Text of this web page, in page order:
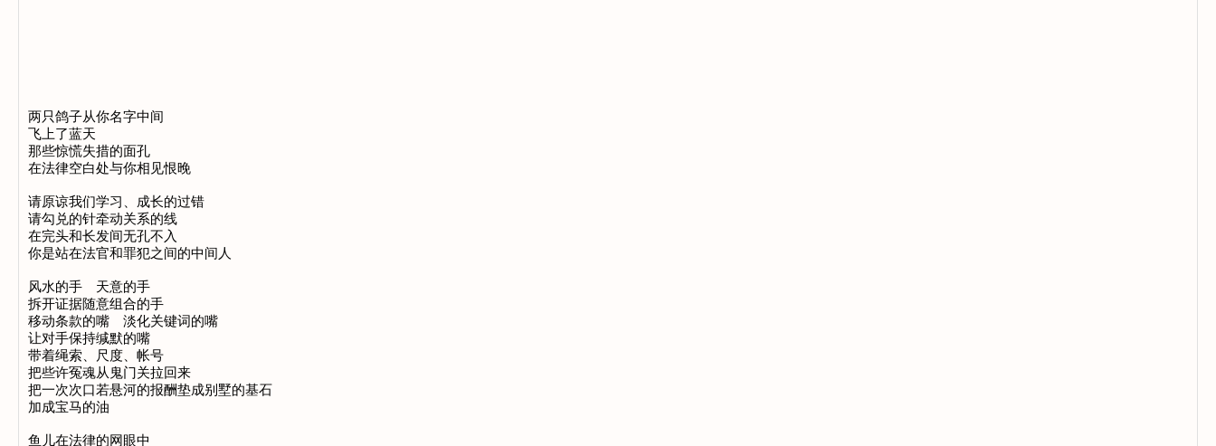
两只鸽子从你名字中间
飞上了蓝天
那些惊慌失措的面孔
在法律空白处与你相见恨晚
请原谅我们学习、成长的过错
请勾兑的针牵动关系的线
在完头和长发间无孔不入
你是站在法官和罪犯之间的中间人
风水的手　天意的手
拆开证据随意组合的手
移动条款的嘴　淡化关键词的嘴
让对手保持缄默的嘴
带着绳索、尺度、帐号
把些许冤魂从鬼门关拉回来
把一次次口若悬河的报酬垫成别墅的基石
加成宝马的油
鱼儿在法律的网眼中